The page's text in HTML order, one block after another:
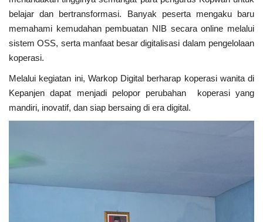
belajar dan bertransformasi. Banyak peserta mengaku baru
memahami kemudahan pembuatan NIB secara online melalui
sistem OSS, serta manfaat besar digitalisasi dalam pengelolaan
koperasi.
Melalui kegiatan ini, Warkop Digital berharap koperasi wanita di
Kepanjen dapat menjadi pelopor perubahan koperasi yang
mandiri, inovatif, dan siap bersaing di era digital.